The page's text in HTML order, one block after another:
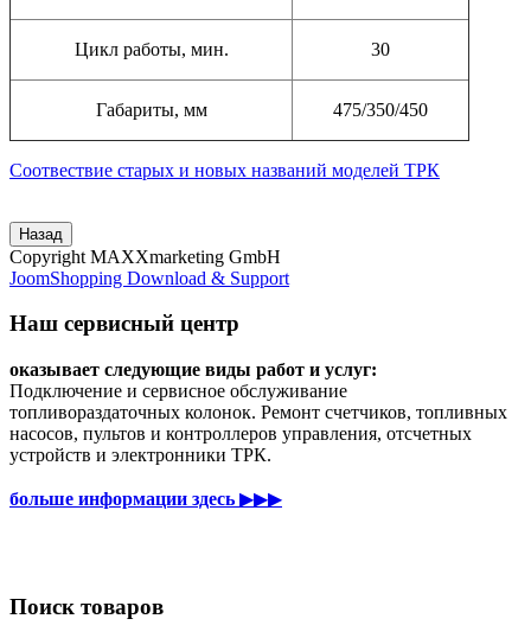
Цикл работы, мин. 30
Габариты, мм 475/350/450
Соотвествие старых и новых названий моделей ТРК
Copyright MAXXmarketing GmbH
JoomShopping Download & Support
Наш сервисный центр
оказывает следующие виды работ и услуг:
Подключение и сервисное обслуживание
топливораздаточных колонок. Ремонт счетчиков, топливных
насосов, пультов и контроллеров управления, отсчетных
устройств и электронники ТРК.
больше информации здесь ▶▶▶
Поиск товаров